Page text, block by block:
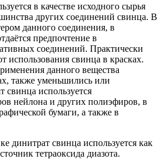
в качестве исходного сырья
других соединений свинца. В
данного соединения, в
предпочтение в
соединений. Практически
использования свинца в красках.
данного вещества
также уменьшились или
свинца используется
нейлона и других полиэфиров, в
бумаги, а также в
динитрат свинца используется как
тетраоксида диазота.